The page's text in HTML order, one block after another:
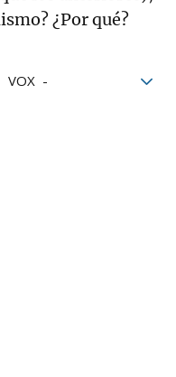
¿Por qué?
VOX